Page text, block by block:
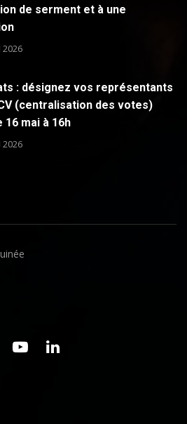
de serment et à une
2026
: désignez vos représentants
(centralisation des votes)
16 mai à 16h
2026